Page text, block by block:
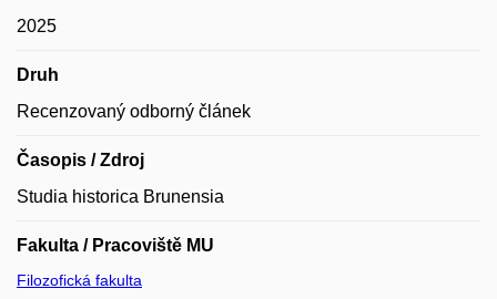
2025
Druh
Recenzovaný odborný článek
Časopis / Zdroj
Studia historica Brunensia
Fakulta / Pracoviště MU
Filozofická fakulta